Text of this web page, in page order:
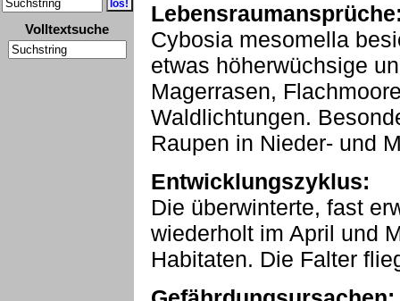
Volltextsuche
Cybosia mesomella
etwas höherwüchsige
Magerrasen,
Waldlichtungen.
Raupen in Nieder- und
Entwicklungszyklus:
Die überwinterte, fast
wiederholt im April und
Habitaten. Die Falter